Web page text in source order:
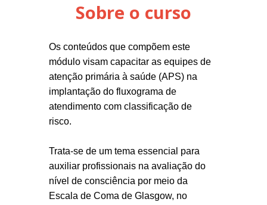
Sobre o curso
Os conteúdos que compõem este
módulo visam capacitar as equipes de
atenção primária à saúde (APS) na
implantação do fluxograma de
atendimento com classificação de
risco.
Trata-se de um tema essencial para
auxiliar profissionais na avaliação do
nível de consciência por meio da
Escala de Coma de Glasgow, no